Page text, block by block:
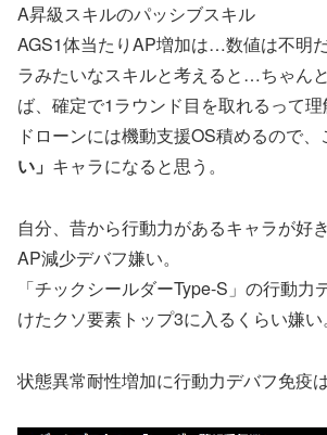
A昇級スキルのパッシブスキル
AGS1体当たりAP増加は…数値は不明
ラみたいなスキルと考えると…ちゃん
ば、確定で1ラウンド目を取れるって理
ドローンには機動支援OS積めるので、
い」 キャラになると思う。
自分、昔から行動力があるキャラが好
AP減少デバフ嫌い。
「チックシールダーType-S」の行動力
けたクソ要素トップ3に入るくらい嫌い。
状態異常耐性増加に行動力デバフ免疫は